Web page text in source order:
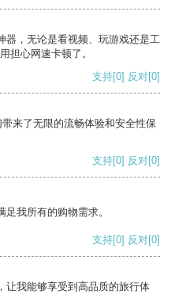
器，无论是看视频、玩游戏还是工
担心网速卡顿了。
支持[0] 反对[0]
来了无限的流畅体验和安全性保
支持[0] 反对[0]
我所有的购物需求。
支持[0] 反对[0]
让我能够享受到高品质的旅行体